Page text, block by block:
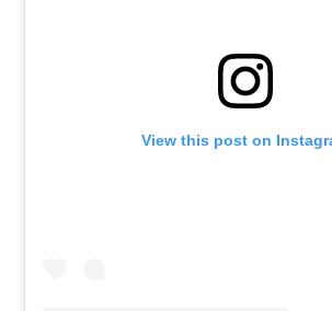
View this post on